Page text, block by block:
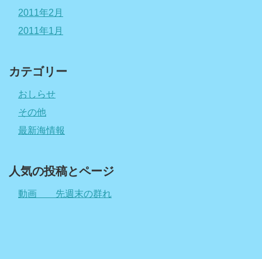
2011年2月
2011年1月
カテゴリー
おしらせ
その他
最新海情報
人気の投稿とページ
動画 先週末の群れ